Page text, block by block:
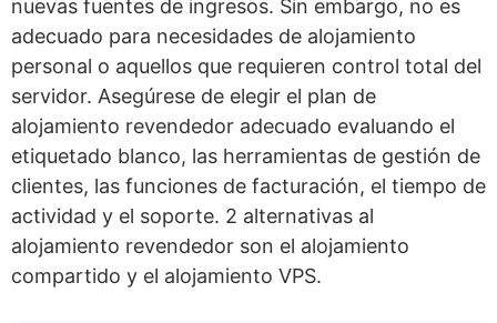
nuevas fuentes de ingresos. Sin embargo, no es
adecuado para necesidades de alojamiento
personal o aquellos que requieren control total del
servidor. Asegúrese de elegir el plan de
alojamiento revendedor adecuado evaluando el
etiquetado blanco, las herramientas de gestión de
clientes, las funciones de facturación, el tiempo de
actividad y el soporte. 2 alternativas al
alojamiento revendedor son el alojamiento
compartido y el alojamiento VPS.